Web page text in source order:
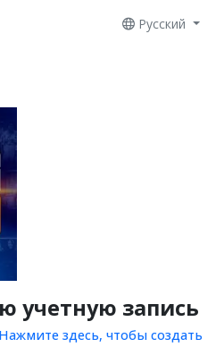
Русский
учетную запись
Нажмите здесь, чтобы создать